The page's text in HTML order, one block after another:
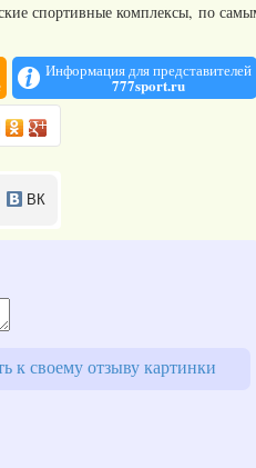
спортивные комплексы, по
Информация для представителей
777sport.ru
ВК
к своему отзыву картинки